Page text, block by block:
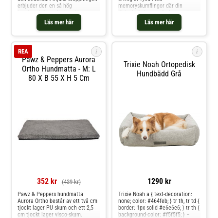
Läs mer här
erbjuder den en så hög
komfortnivå att din hund kommer
att känna sig riktigt bekväm på
den. Det lilla boet är perfekt för
äldre och sjuka hundar som
sjukdomar i rörelseappar
Läs mer här
memoryskumflingor där din
älskade fyrbenta vän kan ta sig en
välförtjänt paus efter en
promenad. Den sammetslena ytan
av manchester är perfekt att gosa
memoryskum anpassar sig särski
i
Pawz & Peppers Aurora
Ortho Hundmatta - M: L
80 X B 55 X H 5 Cm
REA
352 kr (439 kr)
Pawz & Peppers hundmatta
Aurora Ortho består av ett två cm
tjockt lager PU-skum och ett 2,5
cm tjockt lager visco-skum.
i
Trixie Noah Ortopedisk
Hundbädd Grå
1290 kr
Trixie Noah a { text-decoration:
none; color: #464feb; } tr th, tr td {
border: 1px solid #e6e6e6; } tr th {
background-color: #f5f5f5; } –